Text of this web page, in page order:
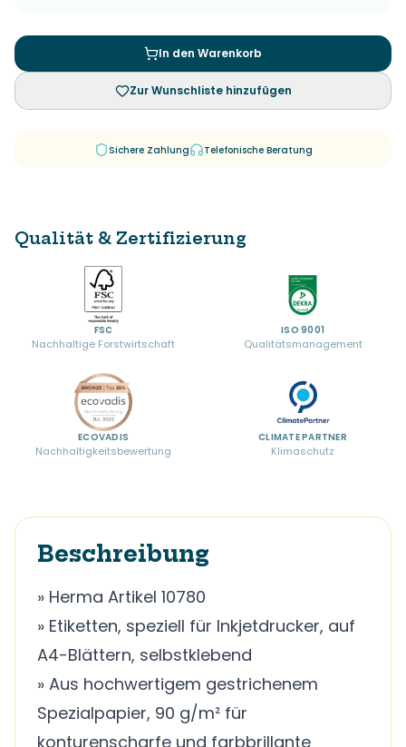
In den Warenkorb
Zur Wunschliste hinzufügen
Sichere Zahlung Telefonische Beratung
Qualität & Zertifizierung
FSC
Nachhaltige Forstwirtschaft
ISO 9001
Qualitätsmanagement
ECOVADIS
Nachhaltigkeitsbewertung
CLIMATE PARTNER
Klimaschutz
Beschreibung
» Herma Artikel 10780
» Etiketten, speziell für Inkjetdrucker, auf
A4-Blättern, selbstklebend
» Aus hochwertigem gestrichenem
Spezialpapier, 90 g/m² für
konturenscharfe und farbbrillante